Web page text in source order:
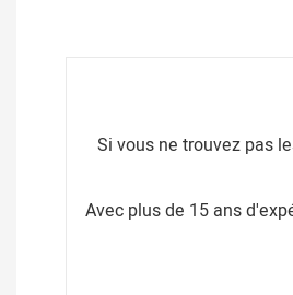
Si vous ne trouvez pas
Avec plus de 15 ans